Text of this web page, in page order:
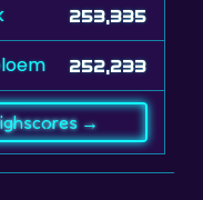
253,335
252,233
→